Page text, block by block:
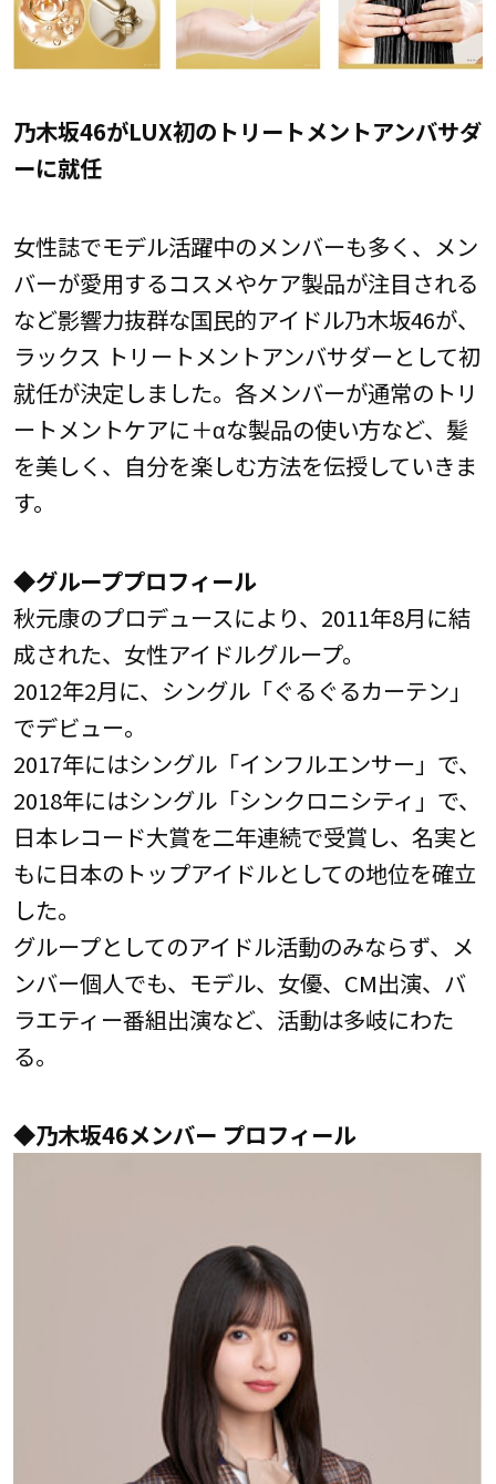
乃木坂46がLUX初のトリートメントアンバサダ
ーに就任
女性誌でモデル活躍中のメンバーも多く、メン
バーが愛用するコスメやケア製品が注目される
など影響力抜群な国民的アイドル乃木坂46が、
ラックス トリートメントアンバサダーとして初
就任が決定しました。各メンバーが通常のトリ
ートメントケアに＋αな製品の使い方など、髪
を美しく、自分を楽しむ方法を伝授していきま
す。
◆グループプロフィール
秋元康のプロデュースにより、2011年8月に結
成された、女性アイドルグループ。
2012年2月に、シングル「ぐるぐるカーテン」
でデビュー。
2017年にはシングル「インフルエンサー」で、
2018年にはシングル「シンクロニシティ」で、
日本レコード大賞を二年連続で受賞し、名実と
もに日本のトップアイドルとしての地位を確立
した。
グループとしてのアイドル活動のみならず、メ
ンバー個人でも、モデル、女優、CM出演、バ
ラエティー番組出演など、活動は多岐にわた
る。
◆乃木坂46メンバー プロフィール